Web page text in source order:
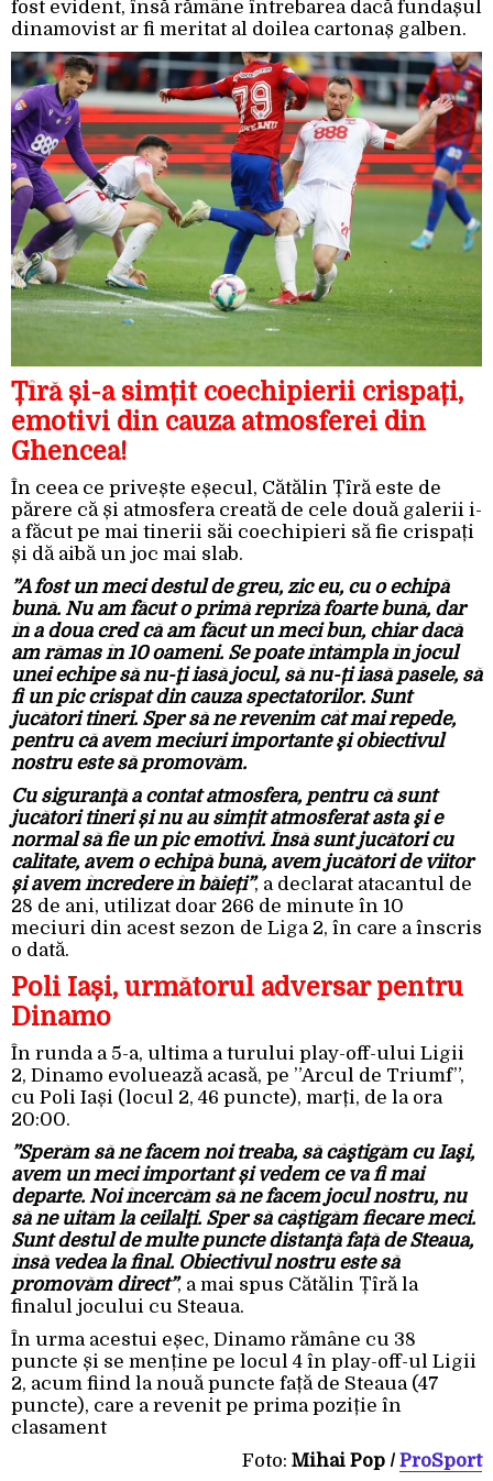
fost evident, însă rămâne întrebarea dacă fundașul
dinamovist ar fi meritat al doilea cartonaș galben.
Țîră și-a simțit coechipierii crispați,
emotivi din cauza atmosferei din
Ghencea!
În ceea ce privește eșecul, Cătălin Țîră este de
părere că și atmosfera creată de cele două galerii i-
a făcut pe mai tinerii săi coechipieri să fie crispați
și dă aibă un joc mai slab.
”A fost un meci destul de greu, zic eu, cu o echipă
bună. Nu am făcut o primă repriză foarte bună, dar
în a doua cred că am făcut un meci bun, chiar dacă
am rămas în 10 oameni. Se poate întâmpla în jocul
unei echipe să nu-ţi iasă jocul, să nu-ți iasă pasele, să
fi un pic crispat din cauza spectatorilor. Sunt
jucători tineri. Sper să ne revenim cât mai repede,
pentru că avem meciuri importante şi obiectivul
nostru este să promovăm.
Cu siguranţă a contat atmosfera, pentru că sunt
jucători tineri și nu au simțit atmosferat asta şi e
normal să fie un pic emotivi. Însă sunt jucători cu
calitate, avem o echipă bună, avem jucători de viitor
și avem încredere în băieți”, a declarat atacantul de
28 de ani, utilizat doar 266 de minute în 10
meciuri din acest sezon de Liga 2, în care a înscris
o dată.
Poli Iași, următorul adversar pentru
Dinamo
În runda a 5-a, ultima a turului play-off-ului Ligii
2, Dinamo evoluează acasă, pe ”Arcul de Triumf”,
cu Poli Iași (locul 2, 46 puncte), marți, de la ora
20:00.
”Sperăm să ne facem noi treaba, să câştigăm cu Iaşi,
avem un meci important și vedem ce va fi mai
departe. Noi încercăm să ne facem jocul nostru, nu
să ne uităm la ceilalţi. Sper să câștigăm fiecare meci.
Sunt destul de multe puncte distanţă față de Steaua,
însă vedea la final. Obiectivul nostru este să
promovăm direct”, a mai spus Cătălin Țîră la
finalul jocului cu Steaua.
În urma acestui eșec, Dinamo rămâne cu 38
puncte și se menține pe locul 4 în play-off-ul Ligii
2, acum fiind la nouă puncte față de Steaua (47
puncte), care a revenit pe prima poziție în
clasament
Foto: Mihai Pop / ProSport